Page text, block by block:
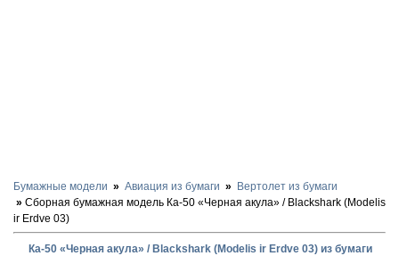
Бумажные модели Авиация из бумаги
Вертолет из бумаги
Сборная бумажная модель Ка-50 «Черная акула» / Blackshark (Modelis
ir Erdve 03)
Ка-50 «Черная акула» / Blackshark (Modelis ir Erdve 03) из бумаги